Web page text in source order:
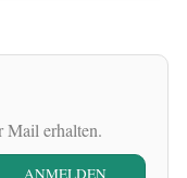
Mail erhalten.